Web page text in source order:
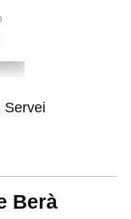
Servei
Berà